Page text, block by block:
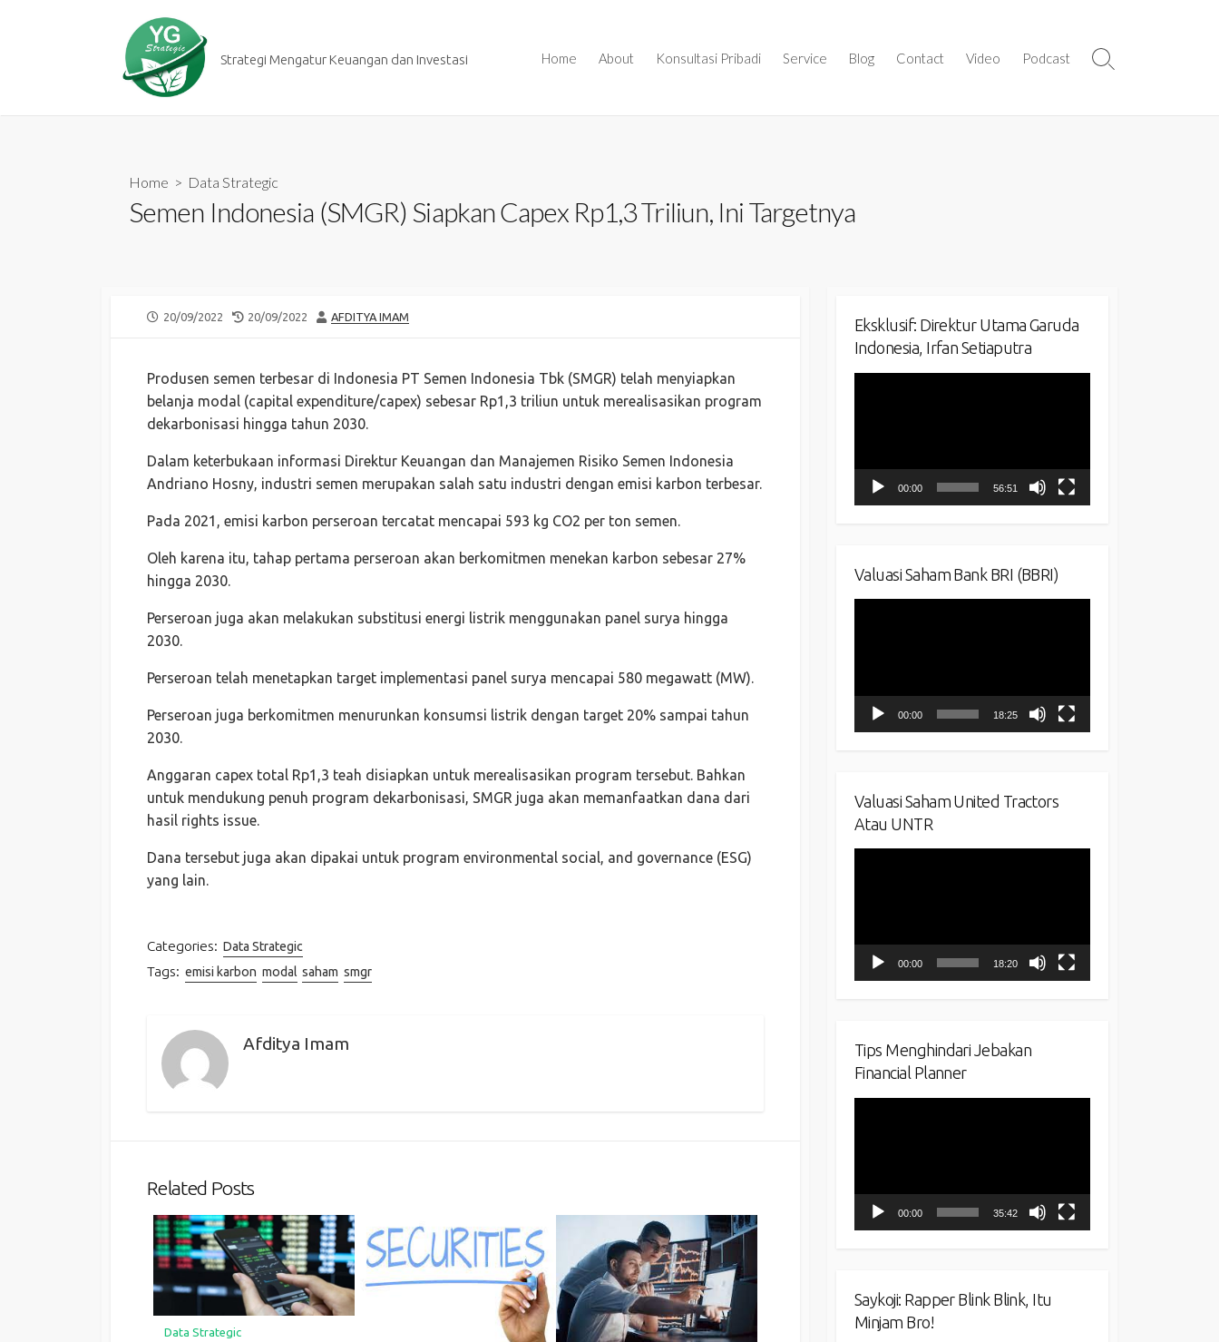
Strategi Mengatur Keuangan dan Investasi Home About Konsultasi Pribadi Service Blog Contact Video Podcast
Search
Home > Data Strategic
Semen Indonesia (SMGR) Siapkan Capex Rp1,3 Triliun, Ini Targetnya
PUBLISHED
20/09/2022
LAST
20/09/2022 AUTHOR
AFDITYA IMAM
Produsen semen terbesar di Indonesia PT Semen Indonesia Tbk (SMGR) telah menyiapkan
belanja modal (capital expenditure/capex) sebesar Rp1,3 triliun untuk merealisasikan program
dekarbonisasi hingga tahun 2030.
Dalam keterbukaan informasi Direktur Keuangan dan Manajemen Risiko Semen Indonesia
Andriano Hosny, industri semen merupakan salah satu industri dengan emisi karbon terbesar.
Pada 2021, emisi karbon perseroan tercatat mencapai 593 kg CO2 per ton semen.
Oleh karena itu, tahap pertama perseroan akan berkomitmen menekan karbon sebesar 27%
hingga 2030.
Perseroan juga akan melakukan substitusi energi listrik menggunakan panel surya hingga
2030.
Perseroan telah menetapkan target implementasi panel surya mencapai 580 megawatt (MW).
Perseroan juga berkomitmen menurunkan konsumsi listrik dengan target 20% sampai tahun
2030.
Anggaran capex total Rp1,3 teah disiapkan untuk merealisasikan program tersebut. Bahkan
untuk mendukung penuh program dekarbonisasi, SMGR juga akan memanfaatkan dana dari
hasil rights issue.
Dana tersebut juga akan dipakai untuk program environmental social, and governance (ESG)
yang lain.
Categories: Data Strategic
Tags: emisi karbon modal saham smgr
Afditya Imam
Related Posts
Data Strategic
Eksklusif: Direktur Utama Garuda
Indonesia, Irfan Setiaputra
00:00 56:51
Valuasi Saham Bank BRI (BBRI)
00:00 18:25
Valuasi Saham United Tractors
Atau UNTR
00:00 18:20
Tips Menghindari Jebakan
Financial Planner
00:00 35:42
Saykoji: Rapper Blink Blink, Itu
Minjam Bro!